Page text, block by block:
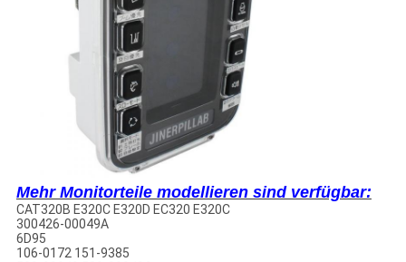
Mehr Monitorteile modellieren sind verfügbar:
CAT320B E320C E320D EC320 E320C
300426-00049A
6D95
106-0172 151-9385